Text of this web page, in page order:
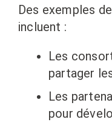
Des exemples
incluent :
Les
partager
Les
pour